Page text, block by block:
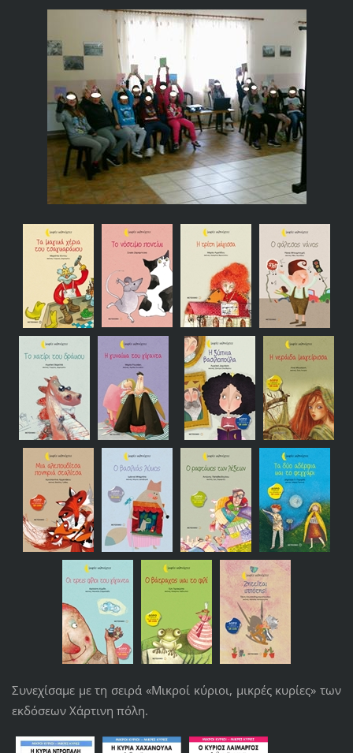
Συνεχίσαμε με τη σειρά «Μικροί κύριοι, μικρές κυρίες» των
εκδόσεων Χάρτινη πόλη.